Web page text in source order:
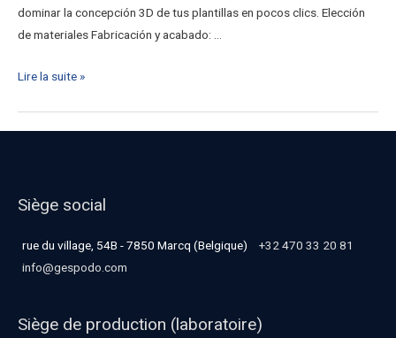
dominar la concepción 3D de tus plantillas en pocos clics. Elección
de materiales Fabricación y acabado: …
Lire la suite »
Siège social
rue du village, 54B - 7850 Marcq (Belgique)
+32 470 33 20 81
info@gespodo.com
Siège de production (laboratoire)